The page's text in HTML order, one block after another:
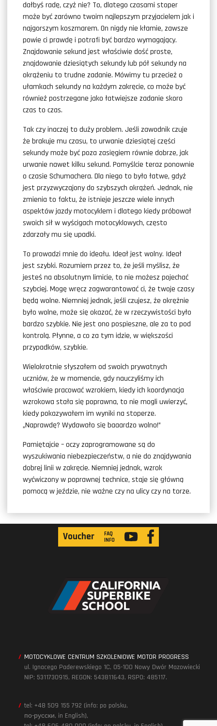
dałbyś radę, czyż nie? To, dlatego czasami stoper
może być zarówno twoim najlepszym przyjacielem jak i
najgorszym koszmarem. On nigdy nie kłamie, zawsze
powie ci prawdę i potrafi być bardzo wymagający.
Znajdowanie sekund jest właściwie dość proste,
znajdowanie dziesiątych sekundy lub pół sekundy na
okrążeniu to trudne zadanie. Mówimy tu przecież o
ułamkach sekundy na każdym zakręcie, co może być
również postrzegane jako łatwiejsze zadanie skoro
czas to czas.
Tak czy inaczej to duży problem. Jeśli zawodnik czuje
że brakuje mu czasu, to urwanie dziesiątej części
sekundy może być poza zasięgiem równie dobrze, jak
urwanie nawet kilku sekund. Pomyślcie teraz ponownie
o czasie Schumachera. Dla niego to było łatwe, gdyż
jest przyzwyczajony do szybszych okrążeń. Jednak, nie
zmienia to faktu, że istnieje jeszcze wiele innych
aspektów jazdy motocyklem i dlatego kiedy próbował
swoich sił w wyścigach motocyklowych, często
zdarzały mu się upadki.
To prowadzi mnie do ideału. Ideał jest wolny. Ideał
jest szybki. Rozumiem przez to, że jeśli myślisz, że
jesteś na absolutnym limicie, to nie możesz pojechać
szybciej. Mogę wręcz zagwarantować ci, że twoje czasy
będą wolne. Niemniej jednak, jeśli czujesz, że okrężnie
było wolne, może się okazać, że w rzeczywistości było
bardzo szybkie. Nie jest ono pospieszne, ale za to pod
kontrolą. Płynne, a co za tym idzie, w większości
przypadków, szybkie.
Wielokrotnie słyszałem od swoich prywatnych
uczniów, że w momencie, gdy nauczyliśmy ich
właściwie pracować wzrokiem, kiedy ich koordynacja
wzrokowa stała się poprawna, to nie mogli uwierzyć,
kiedy pokazywałem im wyniki na stoperze.
„Naprawdę? Wydawało się baaardzo wolno!”
Pamiętajcie – oczy zaprogramowane są do
wyszukiwania niebezpieczeństw, a nie do znajdywania
dobrej linii w zakręcie. Niemniej jednak, wzrok
wyćwiczony w poprawnej technice, staje się główną
pomocą w jeździe, nie ważne czy na ulicy czy na torze.
Voucher
FAQ
INFO
MOTOCYKLOWE CENTRUM SZKOLENIOWE MOTOR PROGRESS
ul. Ignacego Paderewskiego 1C, 05-100 Nowy Dwór Mazowiecki
NIP: 5311730915, REGON: 543811643, RSPO: 485117.
tel: +48 509 155 792 (info: po polsku,
по-русски, in English),